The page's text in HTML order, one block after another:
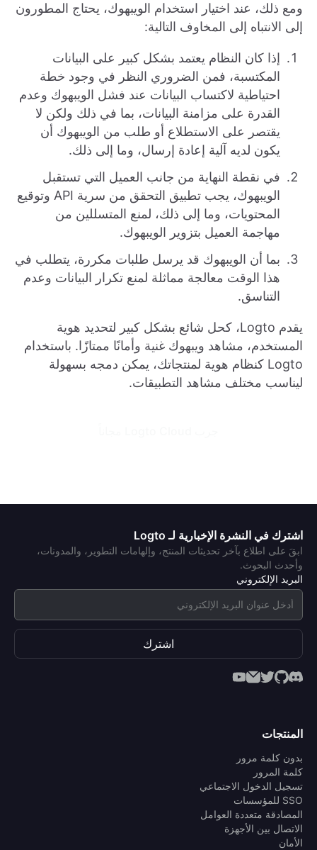
ومع ذلك، عند اختيار استخدام الويبهوك، يحتاج المطورون
إلى الانتباه إلى المخاوف التالية:
إذا كان النظام يعتمد بشكل كبير على البيانات
المكتسبة، فمن الضروري النظر في وجود خطة
احتياطية لاكتساب البيانات عند فشل الويبهوك وعدم
القدرة على مزامنة البيانات، بما في ذلك ولكن لا
يقتصر على الاستطلاع أو طلب من الويبهوك أن
يكون لديه آلية إعادة إرسال، وما إلى ذلك.
في نقطة النهاية من جانب العميل التي تستقبل
الويبهوك، يجب تطبيق التحقق من سرية API وتوقيع
المحتويات، وما إلى ذلك، لمنع المتسللين من
مهاجمة العميل بتزوير الويبهوك.
بما أن الويبهوك قد يرسل طلبات مكررة، يتطلب في
هذا الوقت معالجة مماثلة لمنع تكرار البيانات وعدم
التناسق.
يقدم Logto، كحل شائع بشكل كبير لتحديد هوية
المستخدم، مشاهد ويبهوك غنية وأمانًا ممتازًا. باستخدام
Logto كنظام هوية لمنتجاتك، يمكن دمجه بسهولة
ليناسب مختلف مشاهد التطبيقات.
اشترك في النشرة الإخبارية لـ Logto
ابقَ على اطلاع بآخر تحديثات المنتج، وإلهامات التطوير، والمدونات،
وأحدث البحوث.
البريد الإلكتروني
اشترك
المنتجات
بدون كلمة مرور
كلمة المرور
تسجيل الدخول الاجتماعي
SSO للمؤسسات
المصادقة متعددة العوامل
الاتصال بين الأجهزة
الأمان